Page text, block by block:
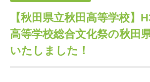
沿革 40年史デ
中谷財団
神戸賞 長期大
研究助成
その他情報
その他情報 お問い合わせ
【秋田県立秋田高等学校】
高等学校総合文化祭の秋田
いたしました！